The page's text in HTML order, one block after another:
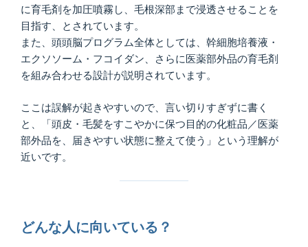
に育毛剤を加圧噴霧し、毛根深部まで浸透させることを
目指す、とされています。
また、頭頭脳プログラム全体としては、幹細胞培養液・
エクソソーム・フコイダン、さらに医薬部外品の育毛剤
を組み合わせる設計が説明されています。
ここは誤解が起きやすいので、言い切りすぎずに書く
と、「頭皮・毛髪をすこやかに保つ目的の化粧品／医薬
部外品を、届きやすい状態に整えて使う」という理解が
近いです。
どんな人に向いている？